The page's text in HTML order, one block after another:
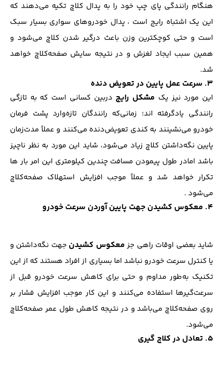
هنگام رانندگی پای چپ خود را به پدال کلاچ تکیه می‌دهند که
این یک اشتباه رایج است ، پدال خودروهای سواری بسیار سبک
است و حتی کوچکترین وزن باعث درگیر شدن کلاچ می‌شود و
همین سبب ایجاد لغزش و در نتیجه سایش صفحه‌کلاچ خواهد
شد.
3. سرعت عمل پایین در تعویض دنده
این مورد نیز یک مشکل رایج در‌بین کسانی است که به تازگی
رانندگی یادگرفته اند؛ زمانی‌که رانندگان تازه‌‌وارد پشت فرمان
خودرو می‌نشینند به کندی تعویض‌دنده می‌کنند و عملاً مدت‌زمان
پایین نگه‌داشتن کلاچ زیاد می‌شود، شاید این مورد به نظر ناچیز
باشد امادر طول پیمودن مسافت چندین کیلومتری این امر بار ها
تکرار خواهد شد و عملاً موجب افزایش استهلاک صفحه‌کلاچ
می‌شود .
4. معکوس کشیدن جهت پایین آوردن سرعت خودرو
شاید بعضی اوقات راهی جزمعکوس کشیدن جهت نگه‌داشتن و
یا کنترل سرعت خودرو نباشد اما بسیاری از افراد هستند که از این
تکنیک به‌طور مداوم و حتی برای کاهش سرعت خودرو قبل از
سرعت‌گیر‌ها استفاده می‌کنند و این کار موجب افزایش فشار بر
روی صفحه‌کلاچ می‌باشد و در نتیجه کاهش طول عمر صفحه‌کلاچ
می‌شود.
5. تعادل در کلاچ گیری